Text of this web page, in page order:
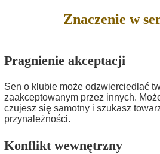
Znaczenie w
Pragnienie akceptacji
Sen o klubie może odzwierciedlać
zaakceptowanym przez innych.
czujesz się samotny i szukasz
przynależności.
Konflikt wewnętrzny